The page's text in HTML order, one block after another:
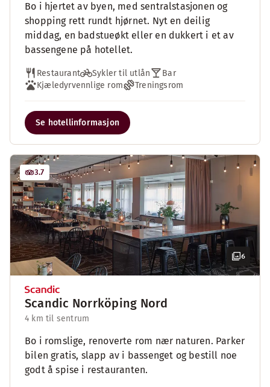
Bo i hjertet av byen, med sentralstasjonen og
shopping rett rundt hjørnet. Nyt en deilig
middag, en badstueøkt eller en dukkert i et av
bassengene på hotellet.
Restaurant Sykler til utlån
Bar
Kjæledyrvennlige rom
Treningsrom
Se hotellinformasjon
6
3.7
Scandic Norrköping Nord
4 km til sentrum
Bo i romslige, renoverte rom nær naturen. Parker
bilen gratis, slapp av i bassenget og bestill noe
godt å spise i restauranten.